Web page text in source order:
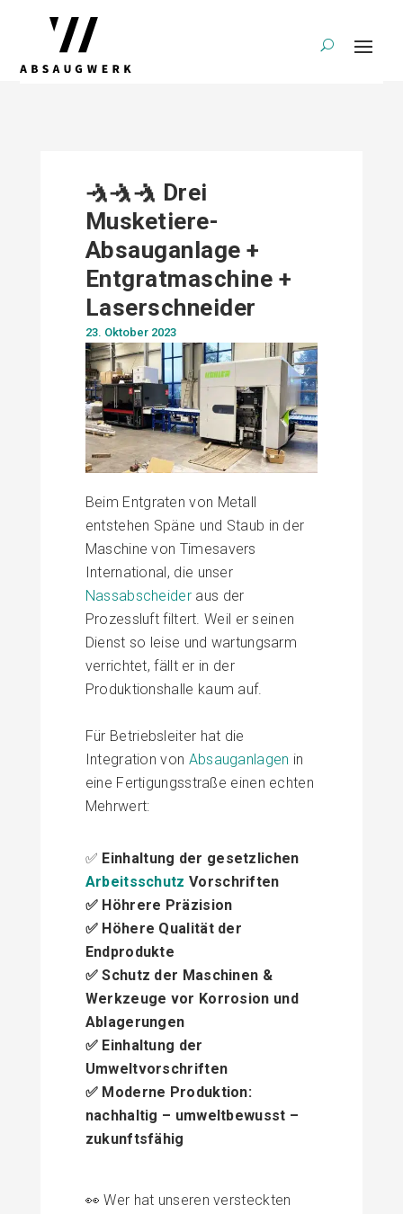
🤺🤺🤺 Drei
Musketiere-
Absauganlage +
Entgratmaschine +
Laserschneider
23. Oktober 2023
Beim Entgraten von Metall
entstehen Späne und Staub in der
Maschine von Timesavers
International , die unser
Nassabscheider aus der
Prozessluft filtert. Weil er seinen
Dienst so leise und wartungsarm
verrichtet, fällt er in der
Produktionshalle kaum auf.
Für Betriebsleiter hat die
Integration von Absauganlagen in
eine Fertigungsstraße einen echten
Mehrwert:
✅ Einhaltung der gesetzlichen
Arbeitsschutz Vorschriften
✅ Höhrere Präzision
✅ Höhere Qualität der
Endprodukte
✅ Schutz der Maschinen &
Werkzeuge vor Korrosion und
Ablagerungen
✅ Einhaltung der
Umweltvorschriften
✅ Moderne Produktion:
nachhaltig – umweltbewusst –
zukunftsfähig
👀 Wer hat unseren versteckten